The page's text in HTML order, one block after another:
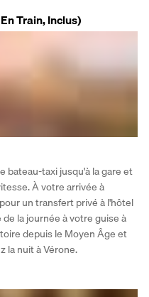
Train, Inclus)
bateau-taxi jusqu'à la gare et
À votre arrivée à
un transfert privé à l'hôtel
la journée à votre guise à
depuis le Moyen Âge et
la nuit à Vérone.